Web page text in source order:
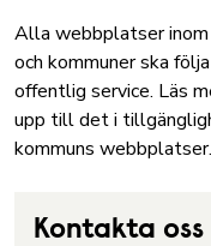
Alla webbplatser
och kommuner ska
offentlig service. Läs
upp till det i
kommuns webbplatser.
Kontakta oss